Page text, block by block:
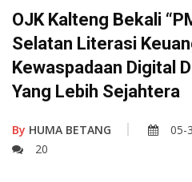
OJK Kalteng Bekali
Selatan Literasi
Kewaspadaan Digital
Yang Lebih Sejahtera
By HUMA BETANG 05-
20